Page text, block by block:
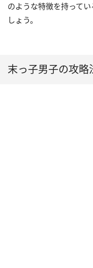
のような特徴を持って
しょう。
末っ子男子の攻略